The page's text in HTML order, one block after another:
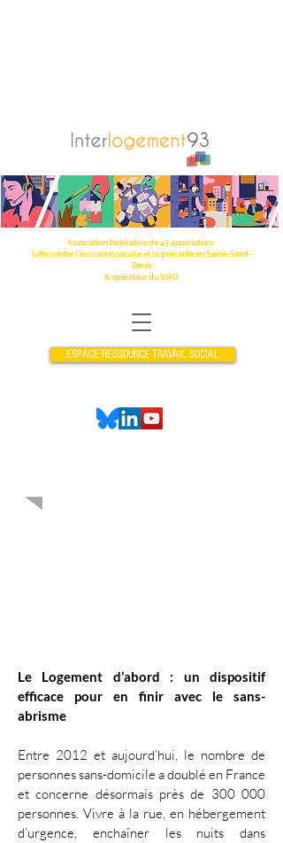
Association fédérative de 43 associations :
lutte contre l’exclusion sociale et la précarité en Seine-Saint-
Denis
& opérateur du SIAO
ESPACE RESSOURCE TRAVAIL SOCIAL
Le Logement d’abord : un dispositif
efficace pour en finir avec le sans-
abrisme
Entre 2012 et aujourd’hui, le nombre de
personnes sans-domicile a doublé en France
et concerne désormais près de 300 000
personnes. Vivre à la rue, en hébergement
d’urgence, enchaîner les nuits dans